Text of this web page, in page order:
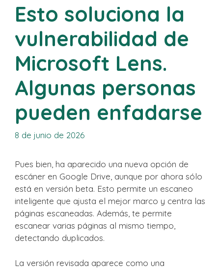
Esto soluciona la
vulnerabilidad de
Microsoft Lens.
Algunas personas
pueden enfadarse
8 de junio de 2026
Pues bien, ha aparecido una nueva opción de
escáner en Google Drive, aunque por ahora sólo
está en versión beta. Esto permite un escaneo
inteligente que ajusta el mejor marco y centra las
páginas escaneadas. Además, te permite
escanear varias páginas al mismo tiempo,
detectando duplicados.
La versión revisada aparece como una